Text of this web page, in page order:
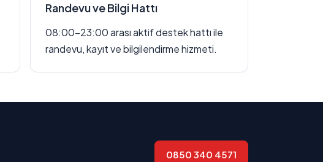
Randevu ve Bilgi Hattı
08:00–23:00 arası aktif destek hattı ile
randevu, kayıt ve bilgilendirme hizmeti.
0850 340 4571